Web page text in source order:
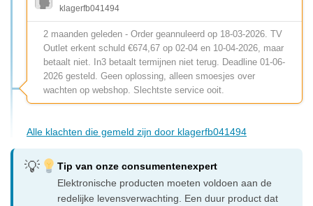
klagerfb041494
2 maanden geleden - Order geannuleerd op 18-03-2026. TV
Outlet erkent schuld €674,67 op 02-04 en 10-04-2026, maar
betaalt niet. In3 betaalt termijnen niet terug. Deadline 01-06-
2026 gesteld. Geen oplossing, alleen smoesjes over
wachten op webshop. Slechtste service ooit.
Alle klachten die gemeld zijn door klagerfb041494
Tip van onze consumentenexpert
Elektronische producten moeten voldoen aan de
redelijke levensverwachting. Een duur product dat